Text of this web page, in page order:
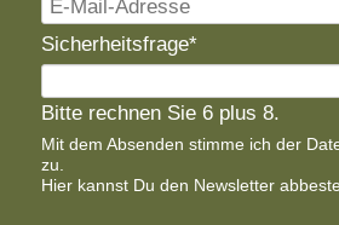
Mail-
Adresse
Pflichtfeld
Sicherheitsfrage*
Bitte rechnen Sie 6 plus 8.
Mit dem Absenden stimme ich der
zu.
Hier kannst Du den Newsletter